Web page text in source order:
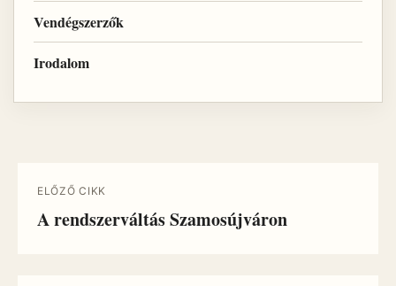
Vendégszerzők
Irodalom
ELŐZŐ CIKK
A rendszerváltás Szamosújváron